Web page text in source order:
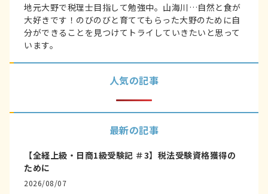
地元大野で税理士目指して勉強中。山海川…自然と食が
大好きです！のびのびと育ててもらった大野のために自
分ができることを見つけてトライしていきたいと思って
います。
人気の記事
最新の記事
【全経上級・日商1級受験記 ＃3】税法受験資格獲得の
ために
2026/08/07